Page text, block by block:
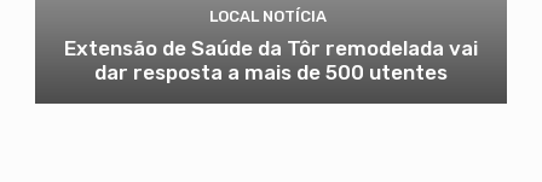
LOCAL NOTÍCIA
Extensão de Saúde da Tôr remodelada vai
dar resposta a mais de 500 utentes